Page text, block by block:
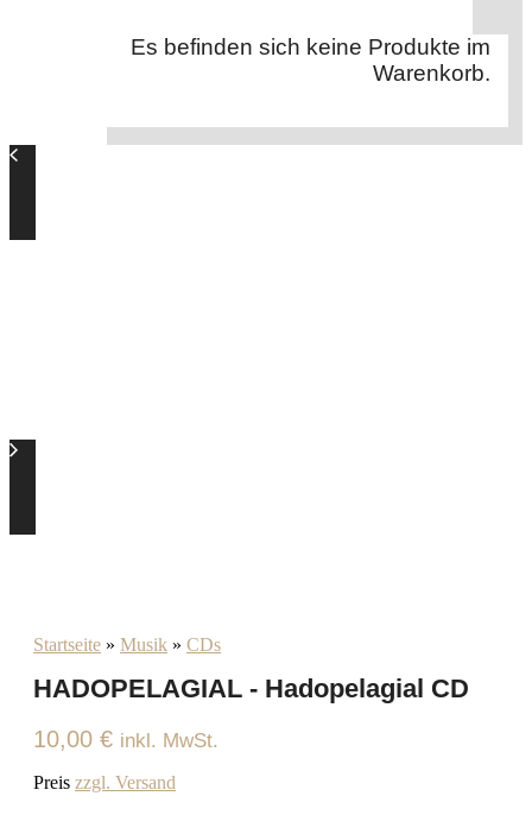
Es befinden sich keine Produkte im
Warenkorb.
Startseite » Musik » CDs
HADOPELAGIAL - Hadopelagial CD
10,00 € inkl. MwSt.
Preis zzgl. Versand